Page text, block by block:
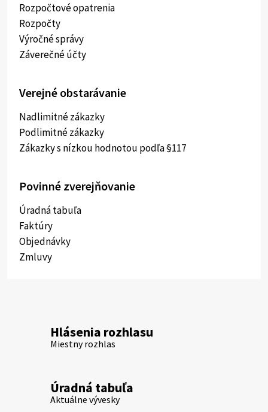
Rozpočtové opatrenia
Rozpočty
Výročné správy
Záverečné účty
Verejné obstarávanie
Nadlimitné zákazky
Podlimitné zákazky
Zákazky s nízkou hodnotou podľa §117
Povinné zverejňovanie
Úradná tabuľa
Faktúry
Objednávky
Zmluvy
Hlásenia rozhlasu
Miestny rozhlas
Úradná tabuľa
Aktuálne vývesky